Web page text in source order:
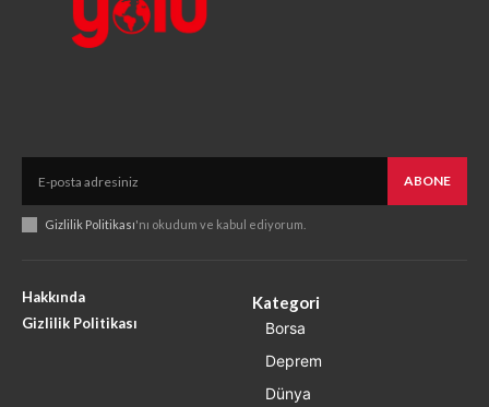
ABONE
Gizlilik Politikası'nı okudum ve kabul ediyorum.
Hakkında
Gizlilik Politikası
Kategori
Borsa
Deprem
Dünya